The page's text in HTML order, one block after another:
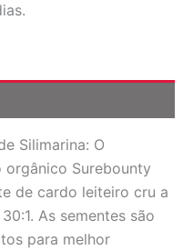
Silimarina: O
Surebounty
de cardo leiteiro cru a
As sementes são
para melhor